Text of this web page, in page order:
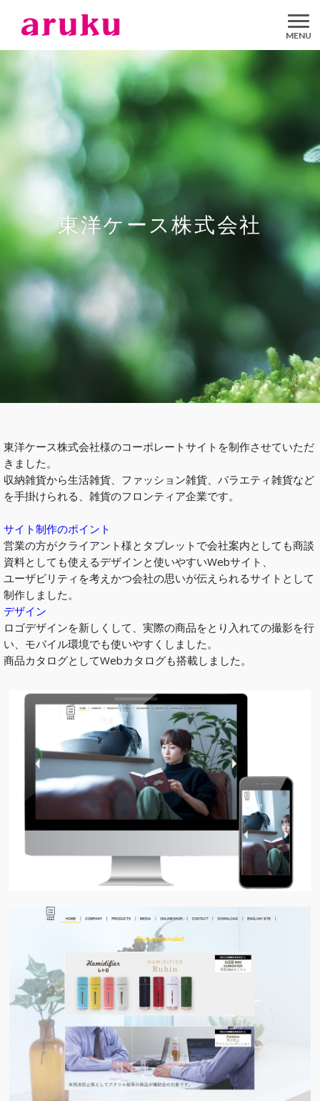
aruku
東洋ケース株式会社
東洋ケース株式会社様のコーポレートサイトを制作させていただ
きました。
収納雑貨から生活雑貨、ファッション雑貨、バラエティ雑貨など
を手掛けられる、雑貨のフロンティア企業です。
サイト制作のポイント
営業の方がクライアント様とタブレットで会社案内としても商談
資料としても使えるデザインと使いやすいWebサイト、
ユーザビリティを考えかつ会社の思いが伝えられるサイトとして
制作しました。
デザイン
ロゴデザインを新しくして、実際の商品をとり入れての撮影を行
い、モバイル環境でも使いやすくしました。
商品カタログとしてWebカタログも搭載しました。